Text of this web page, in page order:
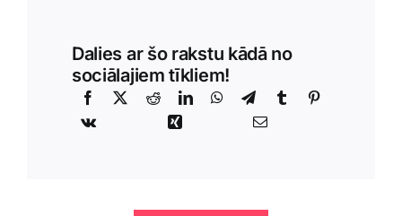
Dalies ar šo rakstu kādā no
sociālajiem tīkliem!